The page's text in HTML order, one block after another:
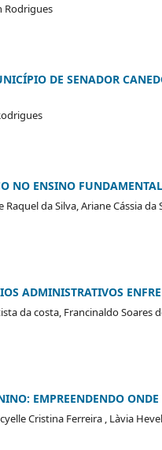
Rodrigues
DE SENADOR
NO ENSINO
Raquel da Silva, Ariane Cássia
ADMINISTRATIVOS
da costa, Francinaldo
EMPREENDENDO
Cristina Ferreira , Là­via